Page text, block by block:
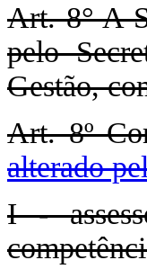
Art. 8° A
pelo
Gestão,
Art. 8º
alterado
I -